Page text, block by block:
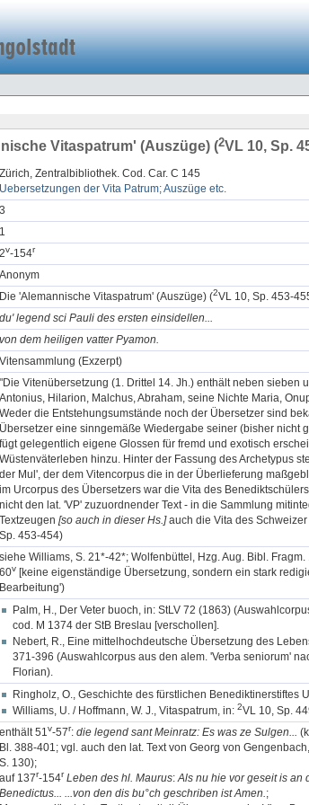
Vitaspatrum' (Auszüge) (2VL 10, Sp.
Zürich, Zentralbibliothek. Cod. Car. C 145
Uebersetzungen der Vita Patrum; Auszüge etc.
3
1
2v-154r
Anonym
Die 'Alemannische Vitaspatrum' (Auszüge) (2VL 10, Sp. 453-
du' legend sci Pauli des ersten einsidellen...
von dem heiligen vatter Pyamon.
Vitensammlung (Exzerpt)
"Die Vitenübersetzung (1. Drittel 14. Jh.) enthält neben sieben
Antonius, Hilarion, Malchus, Abraham, seine Nichte Maria,
Weder die Entstehungsumstände noch der Übersetzer sind
Übersetzer eine sinngemäße Wiedergabe seiner (bisher nicht
fügt gelegentlich eigene Glossen für fremd und exotisch
Wüstenväterleben hinzu. Hinter der Fassung des Archetypus
der Mul', der dem Vitencorpus die in der Überlieferung
im Urcorpus des Übersetzers war die Vita des
nicht den lat. 'VP' zuzuordnender Text - in die Sammlung
Textzeugen [so auch in dieser Hs.]auch die Vita des
Sp. 453-454)
siehe Williams, S. 21*-42*; Wolfenbüttel, Hzg. Aug. Bibl.
60v [keine eigenständige Übersetzung, sondern ein stark
Bearbeitung')
Palm, H., Der Veter buoch, in: StLV 72 (1863)
cod. M 1374 der StB Breslau [verschollen].
Nebert, R., Eine mittelhochdeutsche Übersetzung des
371-396 (Auswahlcorpus aus den alem. 'Verba seniorum'
Florian).
Ringholz, O., Geschichte des fürstlichen Benediktinerstiftes
Williams, U. / Hoffmann, W. J., Vitaspatrum, in: 2VL 10, Sp.
enthält 51v-57r: die legend sant Meinratz: Es was ze Sulgen...
Bl. 388-401; vgl. auch den lat. Text von Georg von
S. 130);
auf 137r-154r Leben des hl. Maurus:Als nu hie vor geseit is an
Benedictus... ...von den dis bu°ch geschriben ist Amen.;